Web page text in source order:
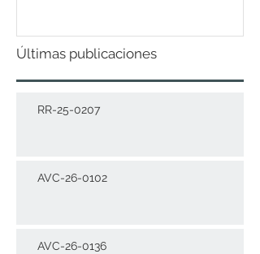
Últimas publicaciones
RR-25-0207
AVC-26-0102
AVC-26-0136